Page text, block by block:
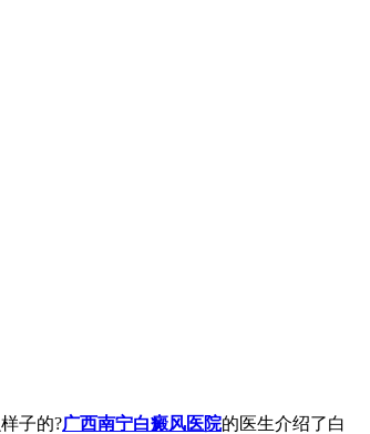
子的?广西南宁白癜风医院的医生介绍了白